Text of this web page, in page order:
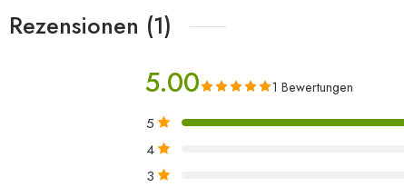
Rezensionen (1)
5.00 1 Bewertungen
5
4
3